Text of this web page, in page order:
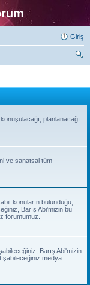
Giriş
planlanacağı
ve sanatsal tüm
konuların bulunduğu,
Barış Abi'mizin bu
forumumuz.
Barış Abi'mizin
medya